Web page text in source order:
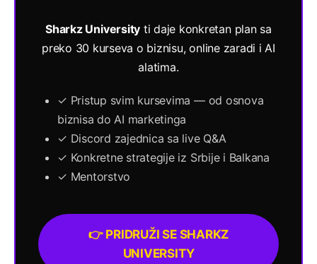
Sharkz University ti daje konkretan plan sa
preko 30 kurseva o biznisu, online zaradi i AI
alatima.
✓ Pristup svim kursevima — od osnova
biznisa do AI marketinga
✓ Discord zajednica sa live Q&A
✓ Konkretne strategije iz Srbije i Balkana
✓ Mentorstvo
👉 PRIDRUŽI SE SHARKZ
UNIVERSITY